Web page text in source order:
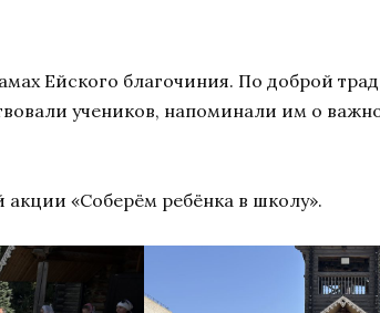
Ейского благочиния. По доброй
учеников, напоминали им о
«Соберём ребёнка в школу».